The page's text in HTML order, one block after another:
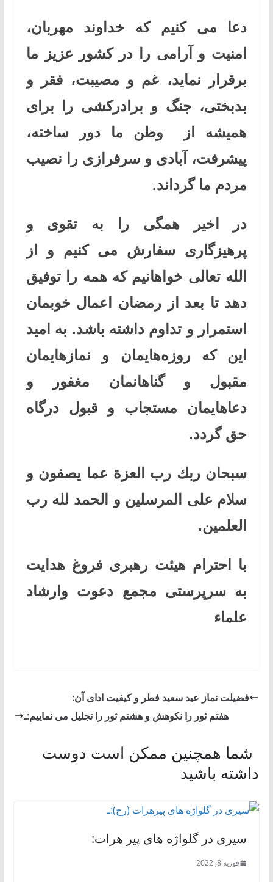
دعا می کنیم که خداوند مهربان،
امنیت و آرامی را در کشور عزیز ما
برقرار نماید، غم و مصیبت، فقر و
بدبختی، جنگ و برادرکشی را برای
همیشه از وطن ما دور ساخته،
پیشرفت، آبادی و سرفرازی را نصیب
مردم ما گرداند.
در اخیر همگی را به تقوی و
پرهیزگاری سفارش می كنیم و از
الله تعالی خواهانیم كه همه را توفیق
دهد تا بعد از رمضان اعمال خوبمان
استمرار و تداوم داشته باشد. به امید
این ‌كه روزه‌هایمان و نمازهایمان
مقبول و گناهانمان مغفور و
دعاهایمان مستجاب و قبول درگاه
حق گردد.
سبحان ربك رب العزة عما یصفون و
سلام علی المرسلین و الحمد لله رب
العلمین.
با احترام هیئت رهبری فروغ هدایت
به سرپرستی مجمع دعوت وارشاد
علماء
فضیلت نماز عید سعید فطر و کیفیت ادای آن:
هفتم ثور را نکوهش و هشتم ثور را تجلیل می نماییم:ـ
شما همچنین ممکن است دوست
داشته باشید
سیری در گلواژه های پیر هرات:
فوریه 8, 2022